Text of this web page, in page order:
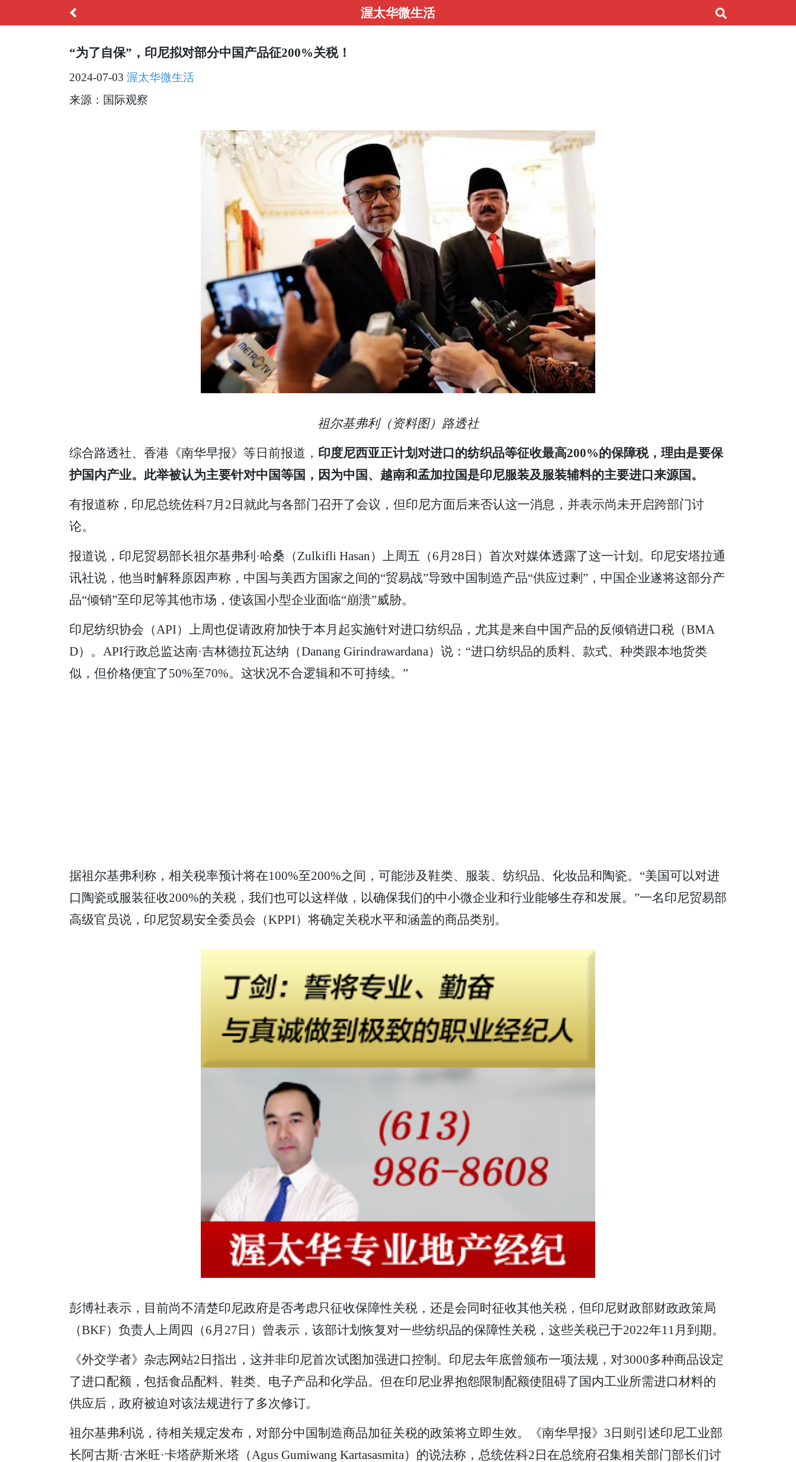
渥太华微生活
“为了自保”，印尼拟对部分中国产品征200%关税！
2024-07-03 渥太华微生活
来源：国际观察
祖尔基弗利（资料图）路透社
综合路透社、香港《南华早报》等日前报道， 印度尼西亚正计划对进口的纺织品等征收最高200%的保障税，理由是要保
护国内产业。此举被认为主要针对中国等国，因为中国、越南和孟加拉国是印尼服装及服装辅料的主要进口来源国。
有报道称，印尼总统佐科7月2日就此与各部门召开了会议，但印尼方面后来否认这一消息，并表示尚未开启跨部门讨
论。
报道说，印尼贸易部长祖尔基弗利·哈桑（Zulkifli Hasan）上周五（6月28日）首次对媒体透露了这一计划。印尼安塔拉通
讯社说，他当时解释原因声称，中国与美西方国家之间的“贸易战”导致中国制造产品“供应过剩”，中国企业遂将这部分产
品“倾销”至印尼等其他市场，使该国小型企业面临“崩溃”威胁。
印尼纺织协会（API）上周也促请政府加快于本月起实施针对进口纺织品，尤其是来自中国产品的反倾销进口税（BMA
D）。API行政总监达南·吉林德拉瓦达纳（Danang Girindrawardana）说：“进口纺织品的质料、款式、种类跟本地货类
似，但价格便宜了50%至70%。这状况不合逻辑和不可持续。”
据祖尔基弗利称，相关税率预计将在100%至200%之间，可能涉及鞋类、服装、纺织品、化妆品和陶瓷。“美国可以对进
口陶瓷或服装征收200%的关税，我们也可以这样做，以确保我们的中小微企业和行业能够生存和发展。”一名印尼贸易部
高级官员说，印尼贸易安全委员会（KPPI）将确定关税水平和涵盖的商品类别。
彭博社表示，目前尚不清楚印尼政府是否考虑只征收保障性关税，还是会同时征收其他关税，但印尼财政部财政政策局
（BKF）负责人上周四（6月27日）曾表示，该部计划恢复对一些纺织品的保障性关税，这些关税已于2022年11月到期。
《外交学者》杂志网站2日指出，这并非印尼首次试图加强进口控制。印尼去年底曾颁布一项法规，对3000多种商品设定
了进口配额，包括食品配料、鞋类、电子产品和化学品。但在印尼业界抱怨限制配额使阻碍了国内工业所需进口材料的
供应后，政府被迫对该法规进行了多次修订。
祖尔基弗利说，待相关规定发布，对部分中国制造商品加征关税的政策将立即生效。《南华早报》3日则引述印尼工业部
长阿古斯·古米旺·卡塔萨斯米塔（Agus Gumiwang Kartasasmita）的说法称，总统佐科2日在总统府召集相关部门部长们讨